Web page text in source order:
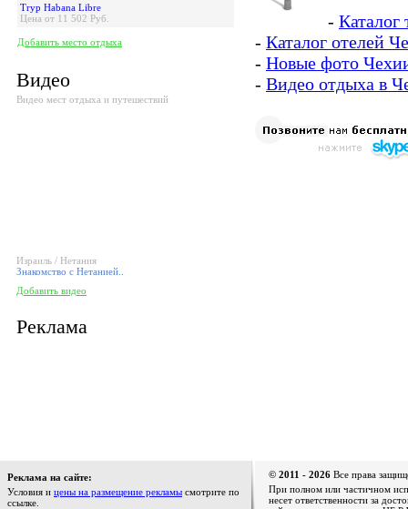
Tryp Habana Libre
Цена от 11 502 Руб.
Добавить место отдыха
Видео
Видео мест отдыха и путешествий
Израиль / Нетания
Знакомство с Нетанией..
Добавить видео
Реклама
- Каталог
- Каталог отелей
- Новые фото
- Видео отдыха в
Реклама на сайте:
Условия и цены на размещение рекламы смотрите по
ссылке.
© 2011 - 2026 Все права
При полном или частичном
несет ответственности за